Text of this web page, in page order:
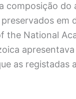
composição do
em
the National
as registadas